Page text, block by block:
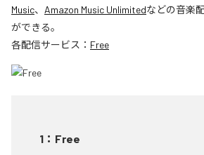
Music、 Amazon Music Unlimitedなどの音楽
ができる。
各配信サービス： Free
1 ： Free